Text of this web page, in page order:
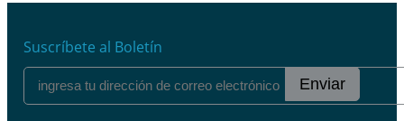
Suscríbete al Boletín
Enviar